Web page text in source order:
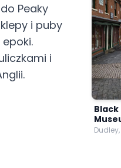
Peaky
i puby
i